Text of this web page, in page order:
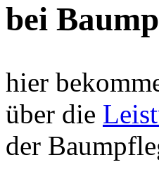
bei
hier
über die
der